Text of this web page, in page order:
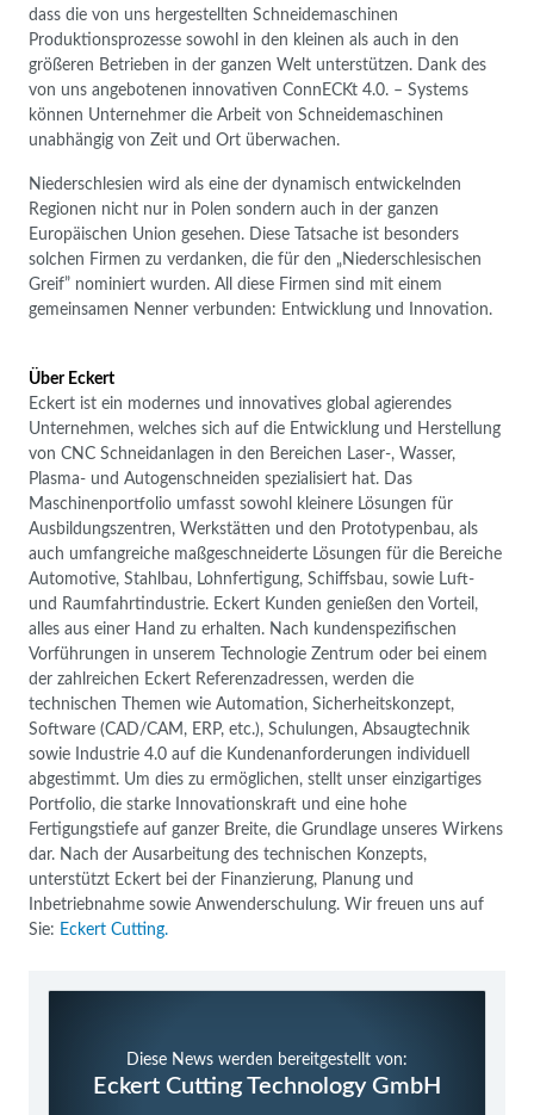
dass die von uns hergestellten Schneidemaschinen
Produktionsprozesse sowohl in den kleinen als auch in den
größeren Betrieben in der ganzen Welt unterstützen. Dank des
von uns angebotenen innovativen ConnECKt 4.0. – Systems
können Unternehmer die Arbeit von Schneidemaschinen
unabhängig von Zeit und Ort überwachen.
Niederschlesien wird als eine der dynamisch entwickelnden
Regionen nicht nur in Polen sondern auch in der ganzen
Europäischen Union gesehen. Diese Tatsache ist besonders
solchen Firmen zu verdanken, die für den „Niederschlesischen
Greif” nominiert wurden. All diese Firmen sind mit einem
gemeinsamen Nenner verbunden: Entwicklung und Innovation.
Über Eckert
Eckert ist ein modernes und innovatives global agierendes
Unternehmen, welches sich auf die Entwicklung und Herstellung
von CNC Schneidanlagen in den Bereichen Laser-, Wasser,
Plasma- und Autogenschneiden spezialisiert hat. Das
Maschinenportfolio umfasst sowohl kleinere Lösungen für
Ausbildungszentren, Werkstätten und den Prototypenbau, als
auch umfangreiche maßgeschneiderte Lösungen für die Bereiche
Automotive, Stahlbau, Lohnfertigung, Schiffsbau, sowie Luft-
und Raumfahrtindustrie. Eckert Kunden genießen den Vorteil,
alles aus einer Hand zu erhalten. Nach kundenspezifischen
Vorführungen in unserem Technologie Zentrum oder bei einem
der zahlreichen Eckert Referenzadressen, werden die
technischen Themen wie Automation, Sicherheitskonzept,
Software (CAD/CAM, ERP, etc.), Schulungen, Absaugtechnik
sowie Industrie 4.0 auf die Kundenanforderungen individuell
abgestimmt. Um dies zu ermöglichen, stellt unser einzigartiges
Portfolio, die starke Innovationskraft und eine hohe
Fertigungstiefe auf ganzer Breite, die Grundlage unseres Wirkens
dar. Nach der Ausarbeitung des technischen Konzepts,
unterstützt Eckert bei der Finanzierung, Planung und
Inbetriebnahme sowie Anwenderschulung. Wir freuen uns auf
Sie: Eckert Cutting.
Diese News werden bereitgestellt von:
Eckert Cutting Technology GmbH